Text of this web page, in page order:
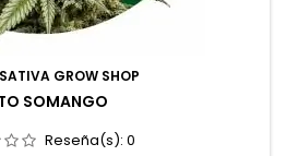
SATIVA GROW SHOP
SOMANGO
Reseña(s): 0